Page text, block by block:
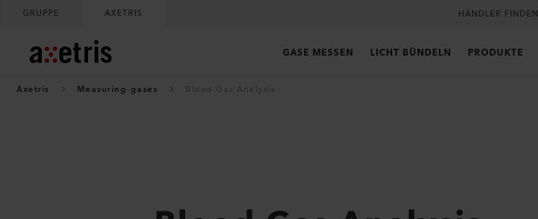
GRUPPE AXETRIS HÄNDLER FINDEN
GASE MESSEN LICHT BÜNDELN PRODUKTE
Axetris Measuring-gases